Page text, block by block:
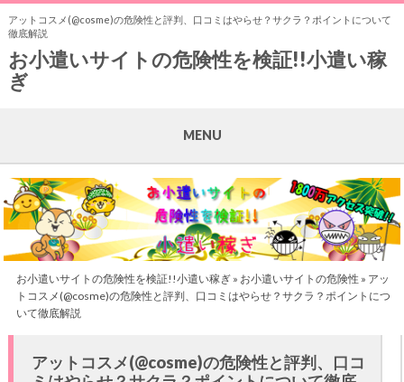
アットコスメ(@cosme)の危険性と評判、口コミはやらせ？サクラ？ポイントについて
徹底解説
お小遣いサイトの危険性を検証!!小遣い稼
ぎ
MENU
お小遣いサイトの危険性を検証!!小遣い稼ぎ» お小遣いサイトの危険性 » アッ
トコスメ(@cosme)の危険性と評判、口コミはやらせ？サクラ？ポイントにつ
いて徹底解説
アットコスメ(@cosme)の危険性と評判、口コ